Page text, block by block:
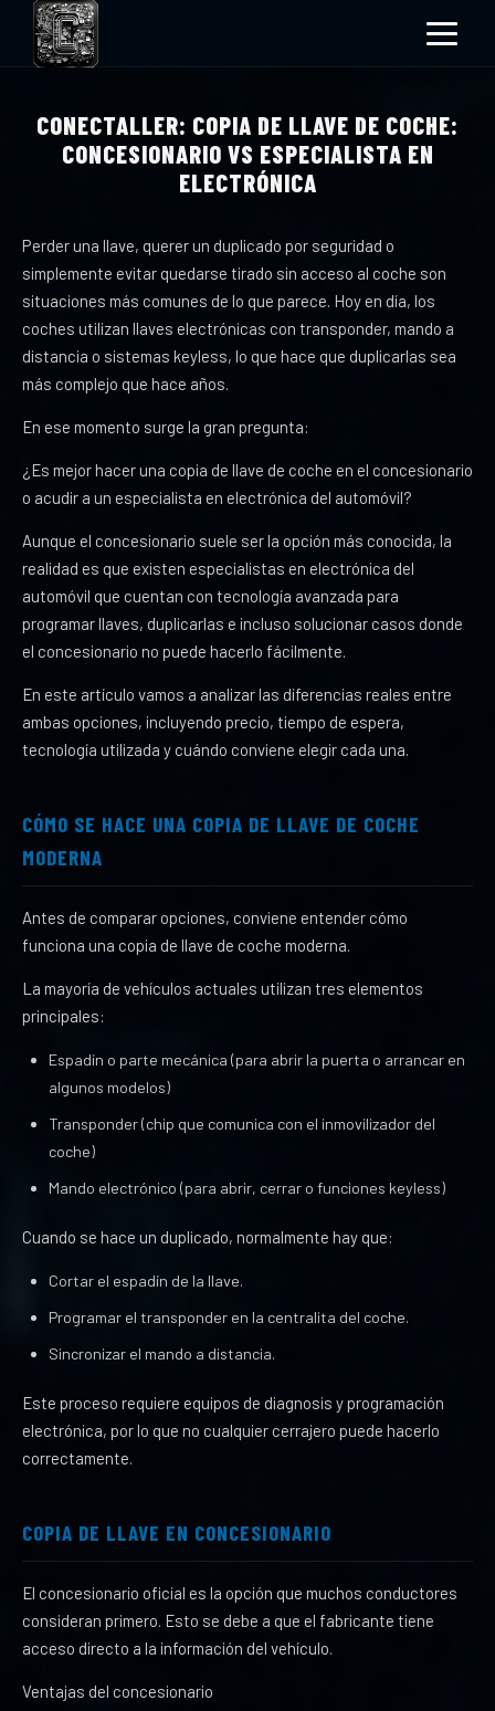
CONECTALLER: COPIA DE LLAVE DE COCHE:
CONCESIONARIO VS ESPECIALISTA EN
ELECTRÓNICA
Perder una llave, querer un duplicado por seguridad o
simplemente evitar quedarse tirado sin acceso al coche son
situaciones más comunes de lo que parece. Hoy en día, los
coches utilizan llaves electrónicas con transponder, mando a
distancia o sistemas keyless, lo que hace que duplicarlas sea
más complejo que hace años.
En ese momento surge la gran pregunta:
¿Es mejor hacer una copia de llave de coche en el concesionario
o acudir a un especialista en electrónica del automóvil?
Aunque el concesionario suele ser la opción más conocida, la
realidad es que existen especialistas en electrónica del
automóvil que cuentan con tecnología avanzada para
programar llaves, duplicarlas e incluso solucionar casos donde
el concesionario no puede hacerlo fácilmente.
En este artículo vamos a analizar las diferencias reales entre
ambas opciones, incluyendo precio, tiempo de espera,
tecnología utilizada y cuándo conviene elegir cada una.
CÓMO SE HACE UNA COPIA DE LLAVE DE COCHE
MODERNA
Antes de comparar opciones, conviene entender cómo
funciona una copia de llave de coche moderna.
La mayoría de vehículos actuales utilizan tres elementos
principales:
Espadín o parte mecánica (para abrir la puerta o arrancar en
algunos modelos)
Transponder (chip que comunica con el inmovilizador del
coche)
Mando electrónico (para abrir, cerrar o funciones keyless)
Cuando se hace un duplicado, normalmente hay que:
Cortar el espadín de la llave.
Programar el transponder en la centralita del coche.
Sincronizar el mando a distancia.
Este proceso requiere equipos de diagnosis y programación
electrónica, por lo que no cualquier cerrajero puede hacerlo
correctamente.
COPIA DE LLAVE EN CONCESIONARIO
El concesionario oficial es la opción que muchos conductores
consideran primero. Esto se debe a que el fabricante tiene
acceso directo a la información del vehículo.
Ventajas del concesionario